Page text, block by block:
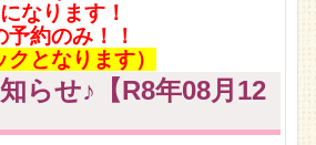
なります！
約のみ！！
クとなります）
らせ♪ 【R8年08月12